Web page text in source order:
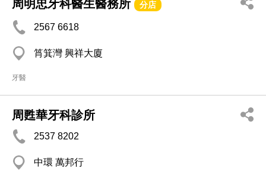
周明忠牙科醫生醫務所 分店
2567 6618
筲箕灣 興祥大廈
牙醫
周甦華牙科診所
2537 8202
中環 萬邦行